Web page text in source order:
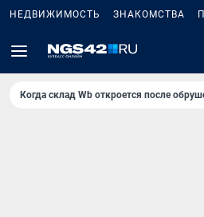
НЕДВИЖИМОСТЬ ЗНАКОМСТВА
Когда склад Wb откроется после